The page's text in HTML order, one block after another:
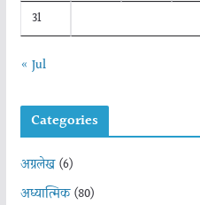
31
« Jul
Categories
अग्रलेख(6)
अध्यात्मिक(80)